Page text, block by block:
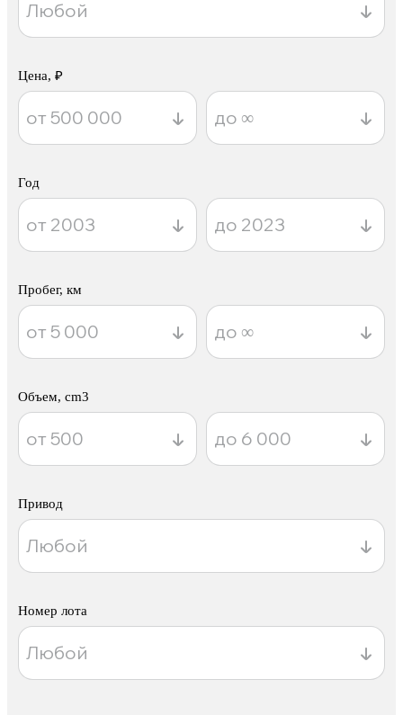
Цена, ₽
Год
Пробег, км
Объем, cm3
Привод
Номер лота